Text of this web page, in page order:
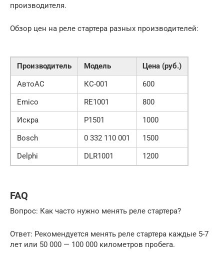
производителя.
Обзор цен на реле стартера разных производителей:
Производитель Модель
Цена (руб.)
АвтоАС
КС-001
600
Emico
RE1001
800
Искра
Р1501
1000
Bosch
0 332 110 001
1500
Delphi
DLR1001 1200
FAQ
Вопрос: Как часто нужно менять реле стартера?
Ответ: Рекомендуется менять реле стартера каждые 5-7
лет или 50 000 — 100 000 километров пробега.